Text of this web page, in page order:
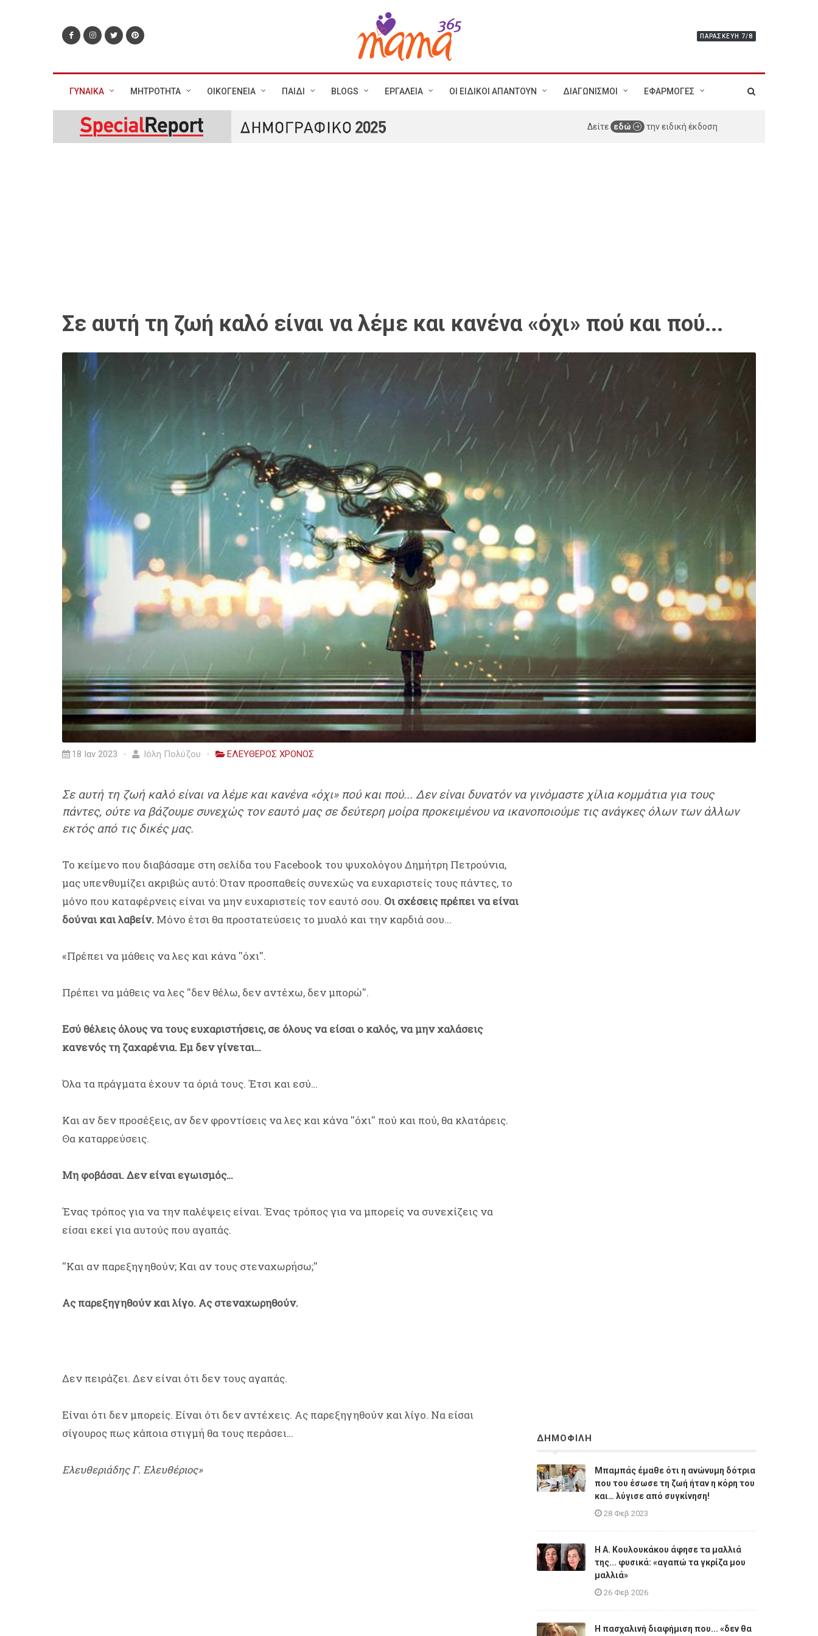
ΠΑΡΑΣΚΕΥΉ 7/8
ΓΥΝΑΙΚΑ ΜΗΤΡΟΤΗΤΑ ΟΙΚΟΓΕΝΕΙΑ ΠΑΙΔΙ BLOGS ΕΡΓΑΛΕΙΑ ΟΙ ΕΙΔΙΚΟΙ ΑΠΑΝΤΟΥΝ ΔΙΑΓΩΝΙΣΜΟΙ ΕΦΑΡΜΟΓΕΣ
Δείτε εδώ την ειδική έκδοση
Σε αυτή τη ζωή καλό είναι να λέμε και κανένα «όχι» πού και πού...
18 Ιαν 2023 Ιόλη Πολύζου ΕΛΕΥΘΕΡΟΣ ΧΡΟΝΟΣ
Σε αυτή τη ζωή καλό είναι να λέμε και κανένα «όχι» πού και πού... Δεν είναι δυνατόν να γινόμαστε χίλια κομμάτια για τους
πάντες, ούτε να βάζουμε συνεχώς τον εαυτό μας σε δεύτερη μοίρα προκειμένου να ικανοποιούμε τις ανάγκες όλων των άλλων
εκτός από τις δικές μας.
Το κείμενο που διαβάσαμε στη σελίδα του Facebook του ψυχολόγου Δημήτρη Πετρούνια,
μας υπενθυμίζει ακριβώς αυτό: Όταν προσπαθείς συνεχώς να ευχαριστείς τους πάντες, το
μόνο που καταφέρνεις είναι να μην ευχαριστείς τον εαυτό σου. Οι σχέσεις πρέπει να είναι
δούναι και λαβείν. Μόνο έτσι θα προστατεύσεις το μυαλό και την καρδιά σου...
«Πρέπει να μάθεις να λες και κάνα ''όχι''.
Πρέπει να μάθεις να λες ''δεν θέλω, δεν αντέχω, δεν μπορώ''.
Εσύ θέλεις όλους να τους ευχαριστήσεις, σε όλους να είσαι ο καλός, να μην χαλάσεις
κανενός τη ζαχαρένια. Εμ δεν γίνεται…
Όλα τα πράγματα έχουν τα όριά τους. Έτσι και εσύ…
Και αν δεν προσέξεις, αν δεν φροντίσεις να λες και κάνα ''όχι'' πού και πού, θα κλατάρεις.
Θα καταρρεύσεις.
Μη φοβάσαι. Δεν είναι εγωισμός…
Ένας τρόπος για να την παλέψεις είναι. Ένας τρόπος για να μπορείς να συνεχίζεις να
είσαι εκεί για αυτούς που αγαπάς.
''Και αν παρεξηγηθούν; Και αν τους στεναχωρήσω;''
Ας παρεξηγηθούν και λίγο. Ας στεναχωρηθούν.
Δεν πειράζει. Δεν είναι ότι δεν τους αγαπάς.
Είναι ότι δεν μπορείς. Είναι ότι δεν αντέχεις. Ας παρεξηγηθούν και λίγο. Να είσαι
σίγουρος πως κάποια στιγμή θα τους περάσει…
Ελευθεριάδης Γ. Ελευθέριος»
ΔΗΜΟΦΙΛΗ
Μπαμπάς έμαθε ότι η ανώνυμη δότρια
που του έσωσε τη ζωή ήταν η κόρη του
και… λύγισε από συγκίνηση!
28 Φεβ 2023
Η A. Κουλουκάκου άφησε τα μαλλιά
της... φυσικά: «αγαπώ τα γκρίζα μου
μαλλιά»
26 Φεβ 2026
Η πασχαλινή διαφήμιση που... «δεν θα